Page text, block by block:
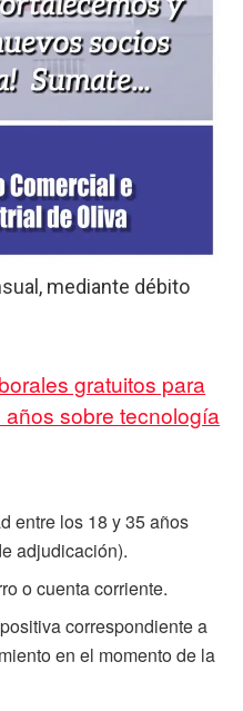
mediante débito
gratuitos para
sobre tecnología
entre los 18 y 35 años
adjudicación).
o cuenta corriente.
correspondiente a
en el momento de la